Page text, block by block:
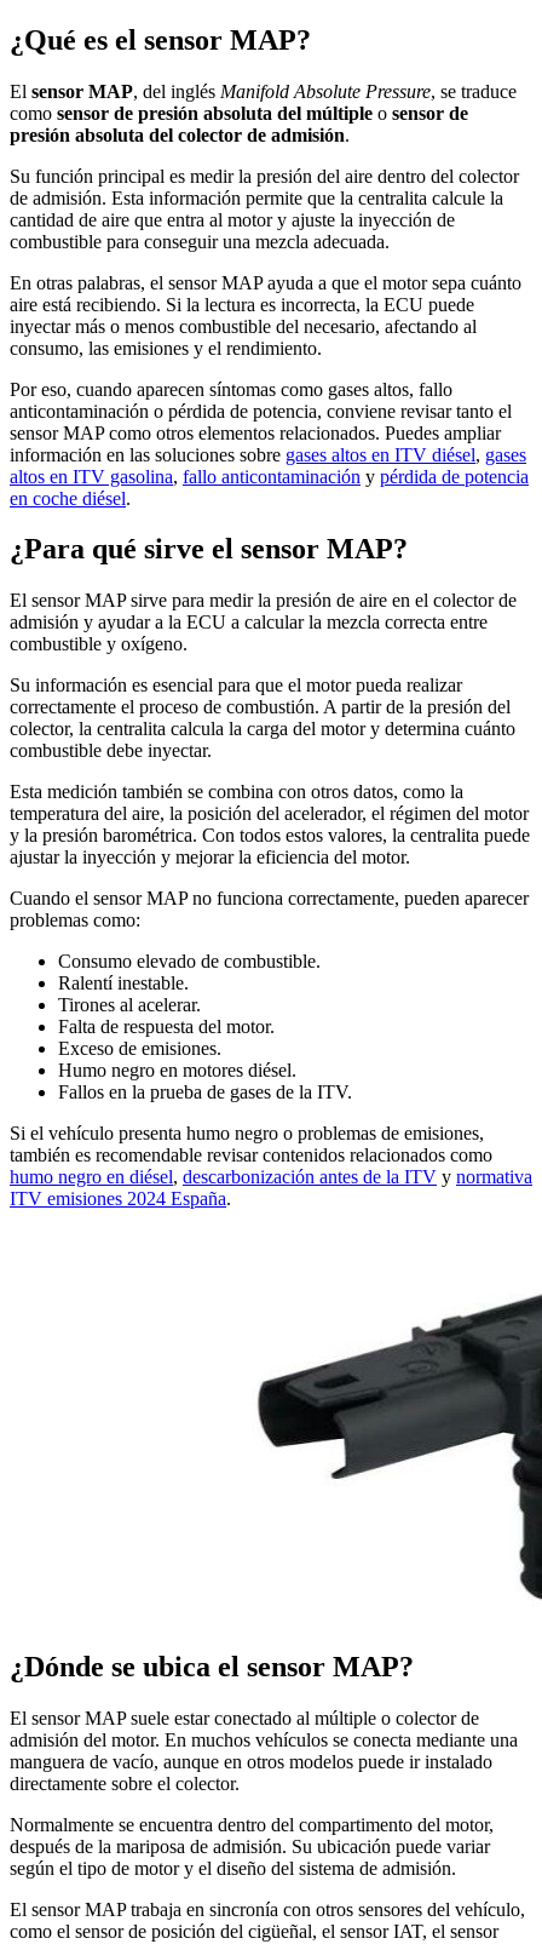
¿Qué es el sensor MAP?
El sensor MAP, del inglés Manifold Absolute Pressure, se traduce
como sensor de presión absoluta del múltiple o sensor de
presión absoluta del colector de admisión.
Su función principal es medir la presión del aire dentro del colector
de admisión. Esta información permite que la centralita calcule la
cantidad de aire que entra al motor y ajuste la inyección de
combustible para conseguir una mezcla adecuada.
En otras palabras, el sensor MAP ayuda a que el motor sepa cuánto
aire está recibiendo. Si la lectura es incorrecta, la ECU puede
inyectar más o menos combustible del necesario, afectando al
consumo, las emisiones y el rendimiento.
Por eso, cuando aparecen síntomas como gases altos, fallo
anticontaminación o pérdida de potencia, conviene revisar tanto el
sensor MAP como otros elementos relacionados. Puedes ampliar
información en las soluciones sobre gases altos en ITV diésel, gases
altos en ITV gasolina, fallo anticontaminación y pérdida de potencia
en coche diésel.
¿Para qué sirve el sensor MAP?
El sensor MAP sirve para medir la presión de aire en el colector de
admisión y ayudar a la ECU a calcular la mezcla correcta entre
combustible y oxígeno.
Su información es esencial para que el motor pueda realizar
correctamente el proceso de combustión. A partir de la presión del
colector, la centralita calcula la carga del motor y determina cuánto
combustible debe inyectar.
Esta medición también se combina con otros datos, como la
temperatura del aire, la posición del acelerador, el régimen del motor
y la presión barométrica. Con todos estos valores, la centralita puede
ajustar la inyección y mejorar la eficiencia del motor.
Cuando el sensor MAP no funciona correctamente, pueden aparecer
problemas como:
Consumo elevado de combustible.
Ralentí inestable.
Tirones al acelerar.
Falta de respuesta del motor.
Exceso de emisiones.
Humo negro en motores diésel.
Fallos en la prueba de gases de la ITV.
Si el vehículo presenta humo negro o problemas de emisiones,
también es recomendable revisar contenidos relacionados como
humo negro en diésel, descarbonización antes de la ITV y normativa
ITV emisiones 2024 España.
¿Dónde se ubica el sensor MAP?
El sensor MAP suele estar conectado al múltiple o colector de
admisión del motor. En muchos vehículos se conecta mediante una
manguera de vacío, aunque en otros modelos puede ir instalado
directamente sobre el colector.
Normalmente se encuentra dentro del compartimento del motor,
después de la mariposa de admisión. Su ubicación puede variar
según el tipo de motor y el diseño del sistema de admisión.
El sensor MAP trabaja en sincronía con otros sensores del vehículo,
como el sensor de posición del cigüeñal, el sensor IAT, el sensor